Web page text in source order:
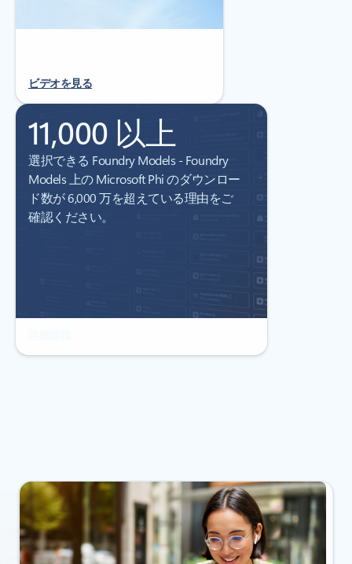
ビデオを見る
11,000 以上
選択できる Foundry Models - Foundry
Models 上の Microsoft Phi のダウンロー
ド数が 6,000 万を超えている理由をご
確認ください。